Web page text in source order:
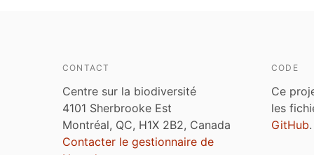
CONTACT
Centre sur la biodiversité
4101 Sherbrooke Est
Montréal, QC, H1X 2B2, Canada
Contacter le gestionnaire de
CODE
Ce
les
GitHub.